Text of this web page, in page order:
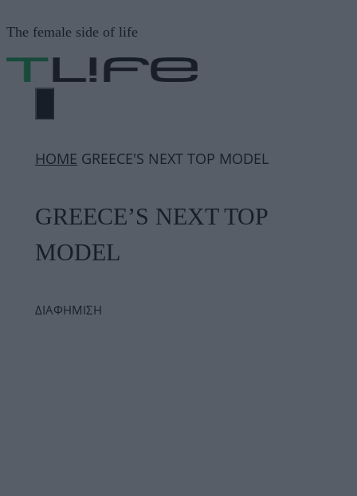
σε
περιεχόμενο
The female side of life
ΜΕΝΟΎ
ΗΟΜΕ GREECE'S NEXT TOP MODEL
GREECE’S NEXT TOP
MODEL
ΔΙΑΦΗΜΙΣΗ